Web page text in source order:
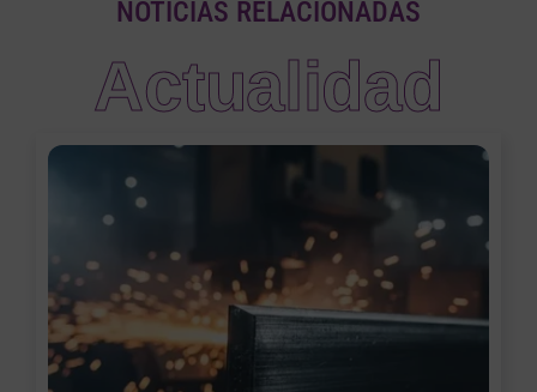
NOTICIAS RELACIONADAS
Actualidad